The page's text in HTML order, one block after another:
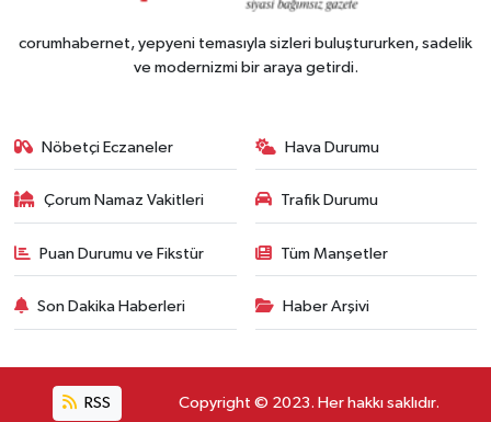
corumhabernet, yepyeni temasıyla sizleri buluştururken, sadelik
ve modernizmi bir araya getirdi.
Nöbetçi Eczaneler Hava Durumu
Çorum Namaz Vakitleri Trafik Durumu
Puan Durumu ve Fikstür Tüm Manşetler
Son Dakika Haberleri Haber Arşivi
RSS Copyright © 2023. Her hakkı saklıdır.